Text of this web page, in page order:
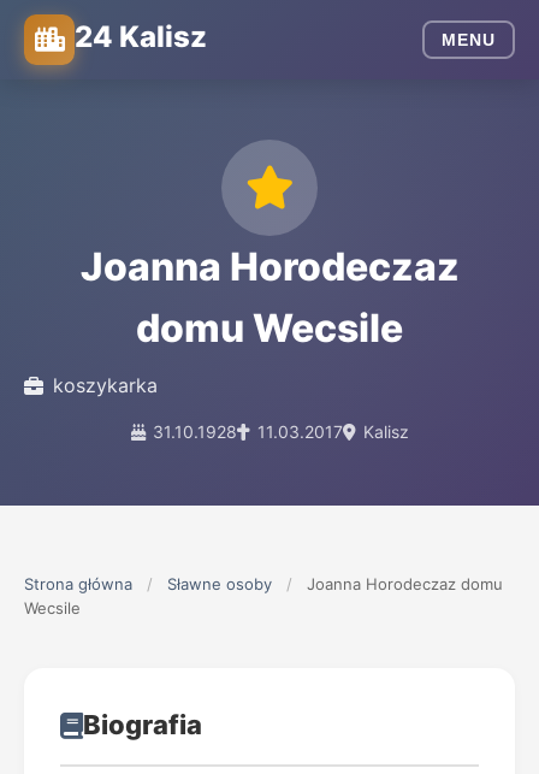
24 Kalisz MENU
Joanna Horodeczaz
domu Wecsile
koszykarka
31.10.1928 11.03.2017 Kalisz
Strona główna / Sławne osoby /
Joanna Horodeczaz domu
Wecsile
Biografia